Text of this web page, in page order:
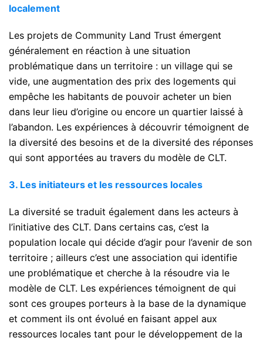
localement
Les projets de Community Land Trust émergent
généralement en réaction à une situation
problématique dans un territoire : un village qui se
vide, une augmentation des prix des logements qui
empêche les habitants de pouvoir acheter un bien
dans leur lieu d’origine ou encore un quartier laissé à
l’abandon. Les expériences à découvrir témoignent de
la diversité des besoins et de la diversité des réponses
qui sont apportées au travers du modèle de CLT.
3. Les initiateurs et les ressources locales
La diversité se traduit également dans les acteurs à
l’initiative des CLT. Dans certains cas, c’est la
population locale qui décide d’agir pour l’avenir de son
territoire ; ailleurs c’est une association qui identifie
une problématique et cherche à la résoudre via le
modèle de CLT. Les expériences témoignent de qui
sont ces groupes porteurs à la base de la dynamique
et comment ils ont évolué en faisant appel aux
ressources locales tant pour le développement de la